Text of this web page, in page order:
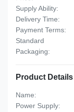
Supply Ability:
Delivery Time:
Payment Terms:
Standard
Packaging:
Product Details
Name:
Power Supply: